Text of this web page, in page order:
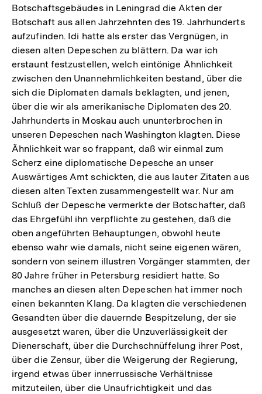
Botschaftsgebäudes in Leningrad die Akten der
Botschaft aus allen Jahrzehnten des 19. Jahrhunderts
aufzufinden. Idi hatte als erster das Vergnügen, in
diesen alten Depeschen zu blättern. Da war ich
erstaunt festzustellen, welch eintönige Ähnlichkeit
zwischen den Unannehmlichkeiten bestand, über die
sich die Diplomaten damals beklagten, und jenen,
über die wir als amerikanische Diplomaten des 20.
Jahrhunderts in Moskau auch ununterbrochen in
unseren Depeschen nach Washington klagten. Diese
Ähnlichkeit war so frappant, daß wir einmal zum
Scherz eine diplomatische Depesche an unser
Auswärtiges Amt schickten, die aus lauter Zitaten aus
diesen alten Texten zusammengestellt war. Nur am
Schluß der Depesche vermerkte der Botschafter, daß
das Ehrgefühl ihn verpflichte zu gestehen, daß die
oben angeführten Behauptungen, obwohl heute
ebenso wahr wie damals, nicht seine eigenen wären,
sondern von seinem illustren Vorgänger stammten, der
80 Jahre früher in Petersburg residiert hatte. So
manches an diesen alten Depeschen hat immer noch
einen bekannten Klang. Da klagten die verschiedenen
Gesandten über die dauernde Bespitzelung, der sie
ausgesetzt waren, über die Unzuverlässigkeit der
Dienerschaft, über die Durchschnüffelung ihrer Post,
über die Zensur, über die Weigerung der Regierung,
irgend etwas über innerrussische Verhältnisse
mitzuteilen, über die Unaufrichtigkeit und das